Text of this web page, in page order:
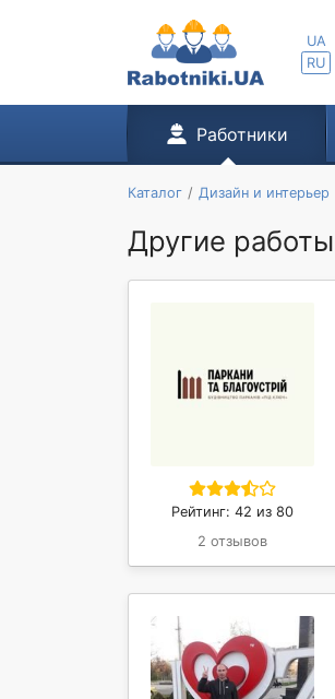
UA
RU
Работники
Каталог Дизайн и интерьер
Другие
Рейтинг: 42 из 80
2 отзывов